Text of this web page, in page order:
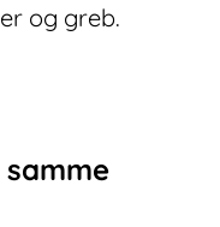
og greb.